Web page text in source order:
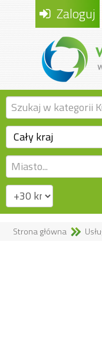
Zaloguj
Strona główna